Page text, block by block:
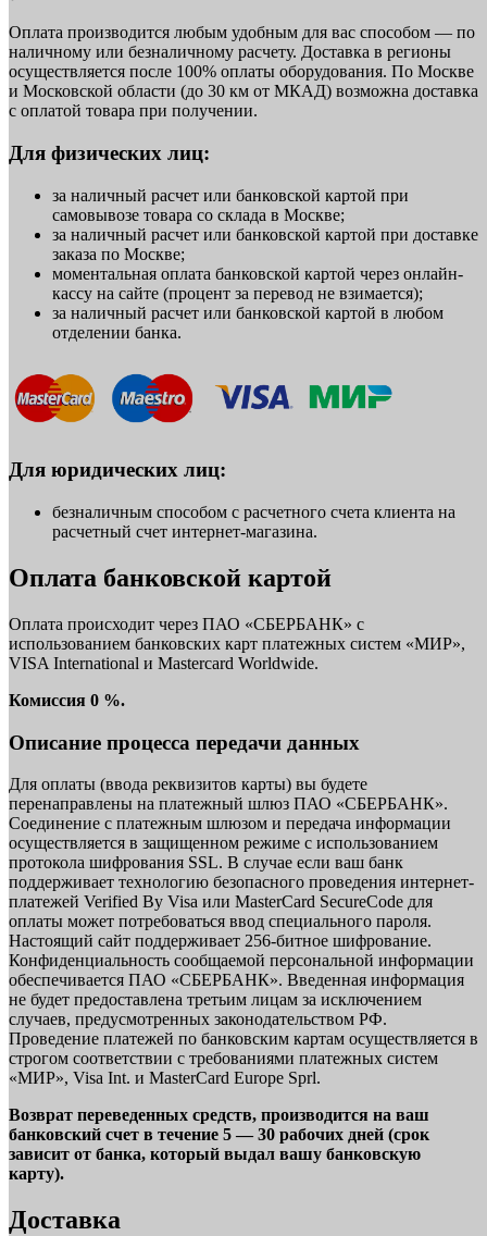
Оплата производится любым удобным для вас способом — по
наличному или безналичному расчету. Доставка в регионы
осуществляется после 100% оплаты оборудования. По Москве
и Московской области (до 30 км от МКАД) возможна доставка
с оплатой товара при получении.
Для физических лиц:
за наличный расчет или банковской картой при
самовывозе товара со склада в Москве;
за наличный расчет или банковской картой при доставке
заказа по Москве;
моментальная оплата банковской картой через онлайн-
кассу на сайте (процент за перевод не взимается);
за наличный расчет или банковской картой в любом
отделении банка.
Для юридических лиц:
безналичным способом с расчетного счета клиента на
расчетный счет интернет-магазина.
Оплата банковской картой
Оплата происходит через ПАО «СБЕРБАНК» с
использованием банковских карт платежных систем «МИР»,
VISA International и Mastercard Worldwide.
Комиссия 0 %.
Описание процесса передачи данных
Для оплаты (ввода реквизитов карты) вы будете
перенаправлены на платежный шлюз ПАО «СБЕРБАНК».
Соединение с платежным шлюзом и передача информации
осуществляется в защищенном режиме с использованием
протокола шифрования SSL. В случае если ваш банк
поддерживает технологию безопасного проведения интернет-
платежей Verified By Visa или MasterCard SecureCode для
оплаты может потребоваться ввод специального пароля.
Настоящий сайт поддерживает 256-битное шифрование.
Конфиденциальность сообщаемой персональной информации
обеспечивается ПАО «СБЕРБАНК». Введенная информация
не будет предоставлена третьим лицам за исключением
случаев, предусмотренных законодательством РФ.
Проведение платежей по банковским картам осуществляется в
строгом соответствии с требованиями платежных систем
«МИР», Visa Int. и MasterCard Europe Sprl.
Возврат переведенных средств, производится на ваш
банковский счет в течение 5 — 30 рабочих дней (срок
зависит от банка, который выдал вашу банковскую
карту).
Доставка